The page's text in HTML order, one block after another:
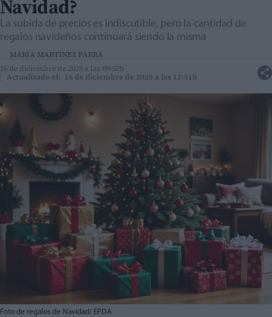
Navidad?
La subida de precios es indiscutible, pero la cantidad de
regalos navideños continuará siendo la misma
MARÍA MARTÍNEZ PARRA
16 de diciembre de 2025 a las 09:57h
Actualizado el: 16 de diciembre de 2025 a las 12:51h
Foto de regalos de Navidad/ EPDA